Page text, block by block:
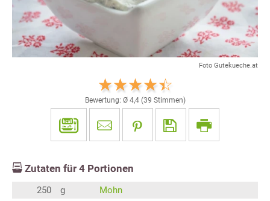
Foto Gutekueche.at
Bewertung: Ø 4,4(39 Stimmen)
Zutaten für 4 Portionen
250 g
Mohn